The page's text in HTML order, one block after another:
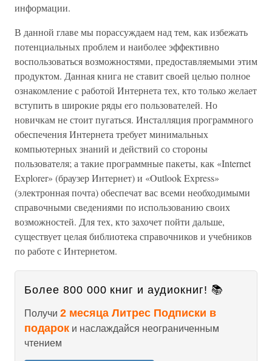
информации.
В данной главе мы порассуждаем над тем, как избежать
потенциальных проблем и наиболее эффективно
воспользоваться возможностями, предоставляемыми этим
продуктом. Данная книга не ставит своей целью полное
ознакомление с работой Интернета тех, кто только желает
вступить в широкие ряды его пользователей. Но
новичкам не стоит пугаться. Инсталляция программного
обеспечения Интернета требует минимальных
компьютерных знаний и действий со стороны
пользователя; а такие программные пакеты, как «Internet
Explorer» (браузер Интернет) и «Outlook Express»
(электронная почта) обеспечат вас всеми необходимыми
справочными сведениями по использованию своих
возможностей. Для тех, кто захочет пойти дальше,
существует целая библиотека справочников и учебников
по работе с Интернетом.
Более 800 000 книг и аудиокниг! 📚
Получи 2 месяца Литрес Подписки в
подарок и наслаждайся неограниченным
чтением